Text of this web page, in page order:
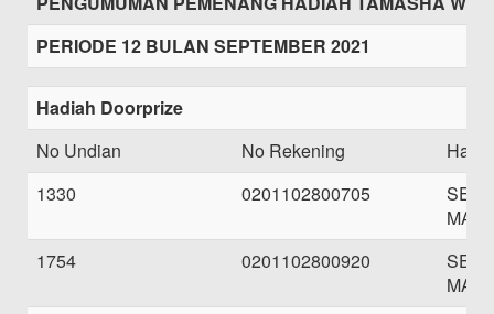
PERIODE 12 BULAN SEPTEMBER 2021
Hadiah Doorprize
No Undian
No Rekening
1330
0201102800705
1754
0201102800920